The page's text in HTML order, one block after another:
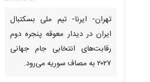
تهران- ایرنا- تیم ملی بسکتبال
ایران در دیدار معوقه پنجره دوم
رقابت‌های انتخابی جام جهانی
۲۰۲۷ به مصاف سوریه می‌رود.